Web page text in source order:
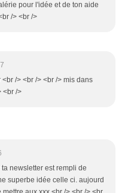
pour l'idée et de ton aide
/> <br />
/> <br /> <br /> mis dans
<br />
newsletter est rempli de
superbe idée celle ci. aujourd